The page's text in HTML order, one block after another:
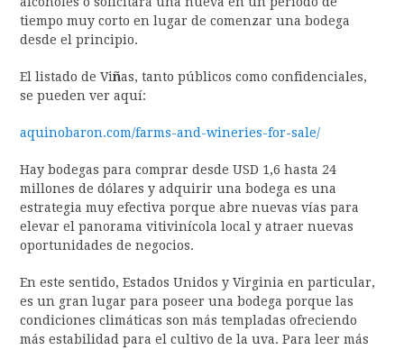
tiempo muy corto en lugar de comenzar una bodega
desde el principio.
El listado de Viñas, tanto públicos como confidenciales,
se pueden ver aquí:
aquinobaron.com/farms-and-wineries-for-sale/
Hay bodegas para comprar desde USD 1,6 hasta 24
millones de dólares y adquirir una bodega es una
estrategia muy efectiva porque abre nuevas vías para
elevar el panorama vitivinícola local y atraer nuevas
oportunidades de negocios.
En este sentido, Estados Unidos y Virginia en particular,
es un gran lugar para poseer una bodega porque las
condiciones climáticas son más templadas ofreciendo
más estabilidad para el cultivo de la uva. Para leer más